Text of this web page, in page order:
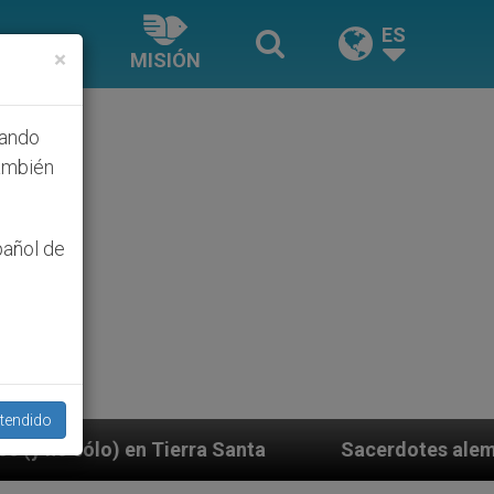
MISIÓN
ES
Sacerdotes alemanes fieles al Papa
×
de